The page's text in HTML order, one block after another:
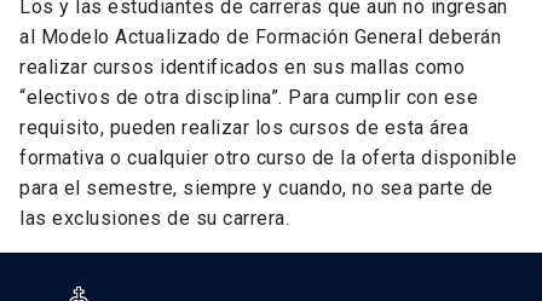
Los y las estudiantes de carreras que aun no ingresan
al Modelo Actualizado de Formación General deberán
realizar cursos identificados en sus mallas como
“electivos de otra disciplina”. Para cumplir con ese
requisito, pueden realizar los cursos de esta área
formativa o cualquier otro curso de la oferta disponible
para el semestre, siempre y cuando, no sea parte de
las exclusiones de su carrera.